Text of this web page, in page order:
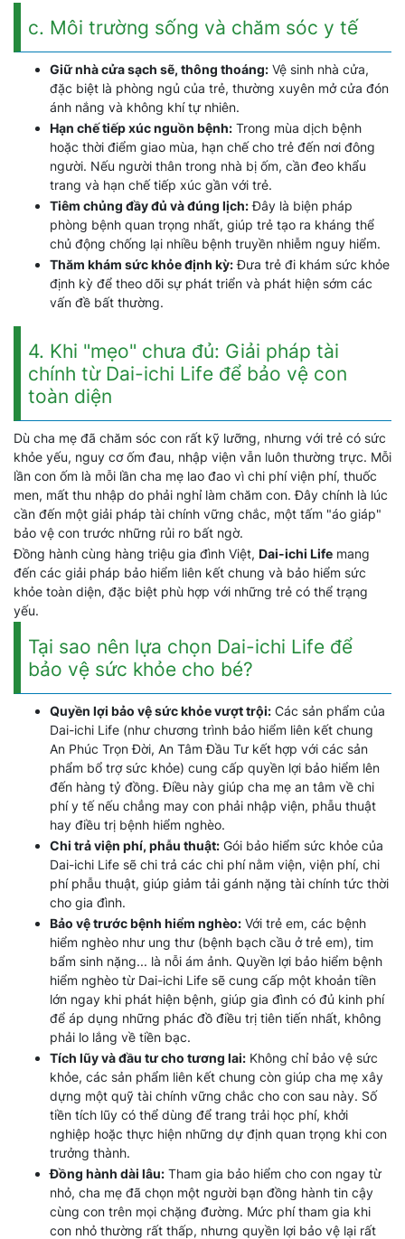
c. Môi trường sống và chăm sóc y tế
Giữ nhà cửa sạch sẽ, thông thoáng: Vệ sinh nhà cửa,
đặc biệt là phòng ngủ của trẻ, thường xuyên mở cửa đón
ánh nắng và không khí tự nhiên.
Hạn chế tiếp xúc nguồn bệnh: Trong mùa dịch bệnh
hoặc thời điểm giao mùa, hạn chế cho trẻ đến nơi đông
người. Nếu người thân trong nhà bị ốm, cần đeo khẩu
trang và hạn chế tiếp xúc gần với trẻ.
Tiêm chủng đầy đủ và đúng lịch:Đây là biện pháp
phòng bệnh quan trọng nhất, giúp trẻ tạo ra kháng thể
chủ động chống lại nhiều bệnh truyền nhiễm nguy hiểm.
Thăm khám sức khỏe định kỳ:Đưa trẻ đi khám sức khỏe
định kỳ để theo dõi sự phát triển và phát hiện sớm các
vấn đề bất thường.
4. Khi "mẹo" chưa đủ: Giải pháp tài
chính từ Dai-ichi Life để bảo vệ con
toàn diện
Dù cha mẹ đã chăm sóc con rất kỹ lưỡng, nhưng với trẻ có sức
khỏe yếu, nguy cơ ốm đau, nhập viện vẫn luôn thường trực. Mỗi
lần con ốm là mỗi lần cha mẹ lao đao vì chi phí viện phí, thuốc
men, mất thu nhập do phải nghỉ làm chăm con. Đây chính là lúc
cần đến một giải pháp tài chính vững chắc, một tấm "áo giáp"
bảo vệ con trước những rủi ro bất ngờ.
Đồng hành cùng hàng triệu gia đình Việt, Dai-ichi Life mang
đến các giải pháp bảo hiểm liên kết chung và bảo hiểm sức
khỏe toàn diện, đặc biệt phù hợp với những trẻ có thể trạng
yếu.
Tại sao nên lựa chọn Dai-ichi Life để
bảo vệ sức khỏe cho bé?
Quyền lợi bảo vệ sức khỏe vượt trội: Các sản phẩm của
Dai-ichi Life (như chương trình bảo hiểm liên kết chung
An Phúc Trọn Đời, An Tâm Đầu Tư kết hợp với các sản
phẩm bổ trợ sức khỏe) cung cấp quyền lợi bảo hiểm lên
đến hàng tỷ đồng. Điều này giúp cha mẹ an tâm về chi
phí y tế nếu chẳng may con phải nhập viện, phẫu thuật
hay điều trị bệnh hiểm nghèo.
Chi trả viện phí, phẫu thuật: Gói bảo hiểm sức khỏe của
Dai-ichi Life sẽ chi trả các chi phí nằm viện, viện phí, chi
phí phẫu thuật, giúp giảm tải gánh nặng tài chính tức thời
cho gia đình.
Bảo vệ trước bệnh hiểm nghèo: Với trẻ em, các bệnh
hiểm nghèo như ung thư (bệnh bạch cầu ở trẻ em), tim
bẩm sinh nặng... là nỗi ám ảnh. Quyền lợi bảo hiểm bệnh
hiểm nghèo từ Dai-ichi Life sẽ cung cấp một khoản tiền
lớn ngay khi phát hiện bệnh, giúp gia đình có đủ kinh phí
để áp dụng những phác đồ điều trị tiên tiến nhất, không
phải lo lắng về tiền bạc.
Tích lũy và đầu tư cho tương lai: Không chỉ bảo vệ sức
khỏe, các sản phẩm liên kết chung còn giúp cha mẹ xây
dựng một quỹ tài chính vững chắc cho con sau này. Số
tiền tích lũy có thể dùng để trang trải học phí, khởi
nghiệp hoặc thực hiện những dự định quan trọng khi con
trưởng thành.
Đồng hành dài lâu: Tham gia bảo hiểm cho con ngay từ
nhỏ, cha mẹ đã chọn một người bạn đồng hành tin cậy
cùng con trên mọi chặng đường. Mức phí tham gia khi
con nhỏ thường rất thấp, nhưng quyền lợi bảo vệ lại rất